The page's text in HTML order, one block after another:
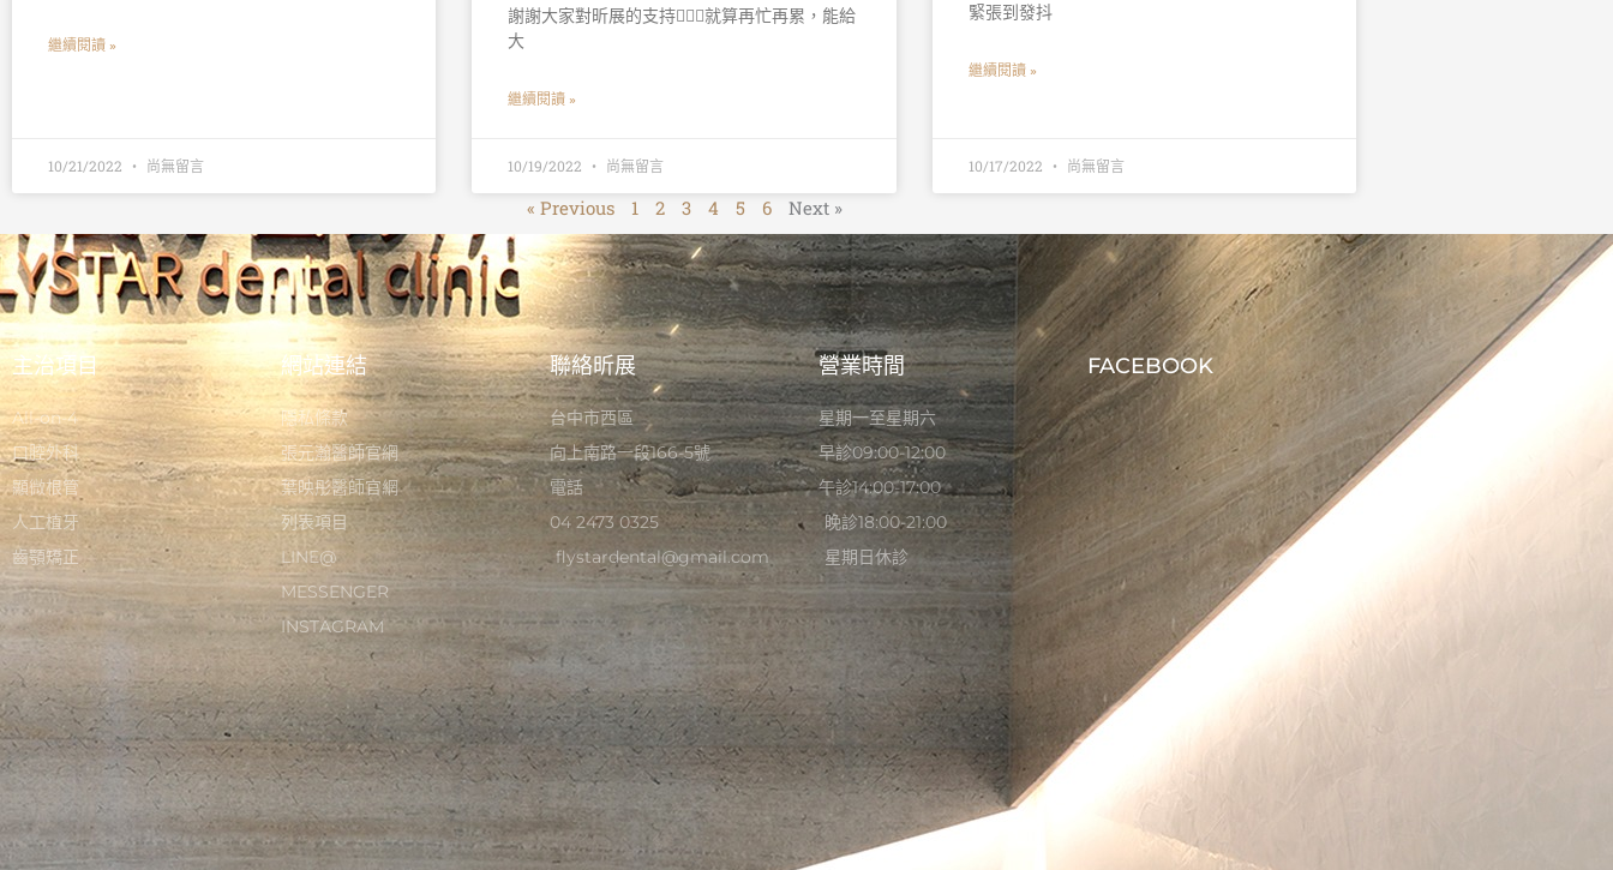
繼續閱讀 »
10/21/2022 尚無留言
謝謝大家對昕展的支持🙇🏻‍♀️就算再忙再累，能給
大
繼續閱讀 »
10/19/2022 尚無留言
緊張到發抖
繼續閱讀 »
10/17/2022 尚無留言
« Previous 1 2 3 4 5 6 Next »
主治項目
All-on-4
口腔外科
顯微根管
人工植牙
齒顎矯正
網站連結
隱私條款
張元瀚醫師官網
葉映彤醫師官網
列表項目
LINE@
MESSENGER
INSTAGRAM
聯絡昕展
台中市西區
向上南路一段166-5號
電話
04 2473 0325
flystardental@gmail.com
營業時間
星期一至星期六
早診09:00-12:00
午診14:00-17:00
晚診18:00-21:00
星期日休診
FACEBOOK